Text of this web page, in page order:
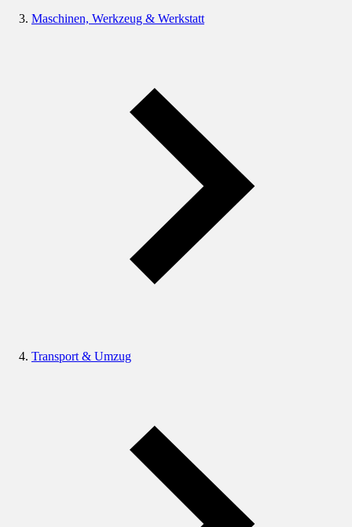
Maschinen, Werkzeug & Werkstatt
Transport & Umzug